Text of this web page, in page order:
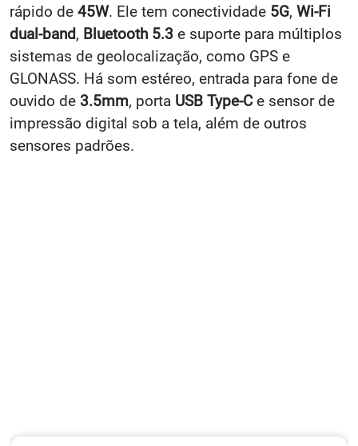
rápido de 45W. Ele tem conectividade 5G, Wi-Fi
dual-band, Bluetooth 5.3 e suporte para múltiplos
sistemas de geolocalização, como GPS e
GLONASS. Há som estéreo, entrada para fone de
ouvido de 3.5mm, porta USB Type-Ce sensor de
impressão digital sob a tela, além de outros
sensores padrões.